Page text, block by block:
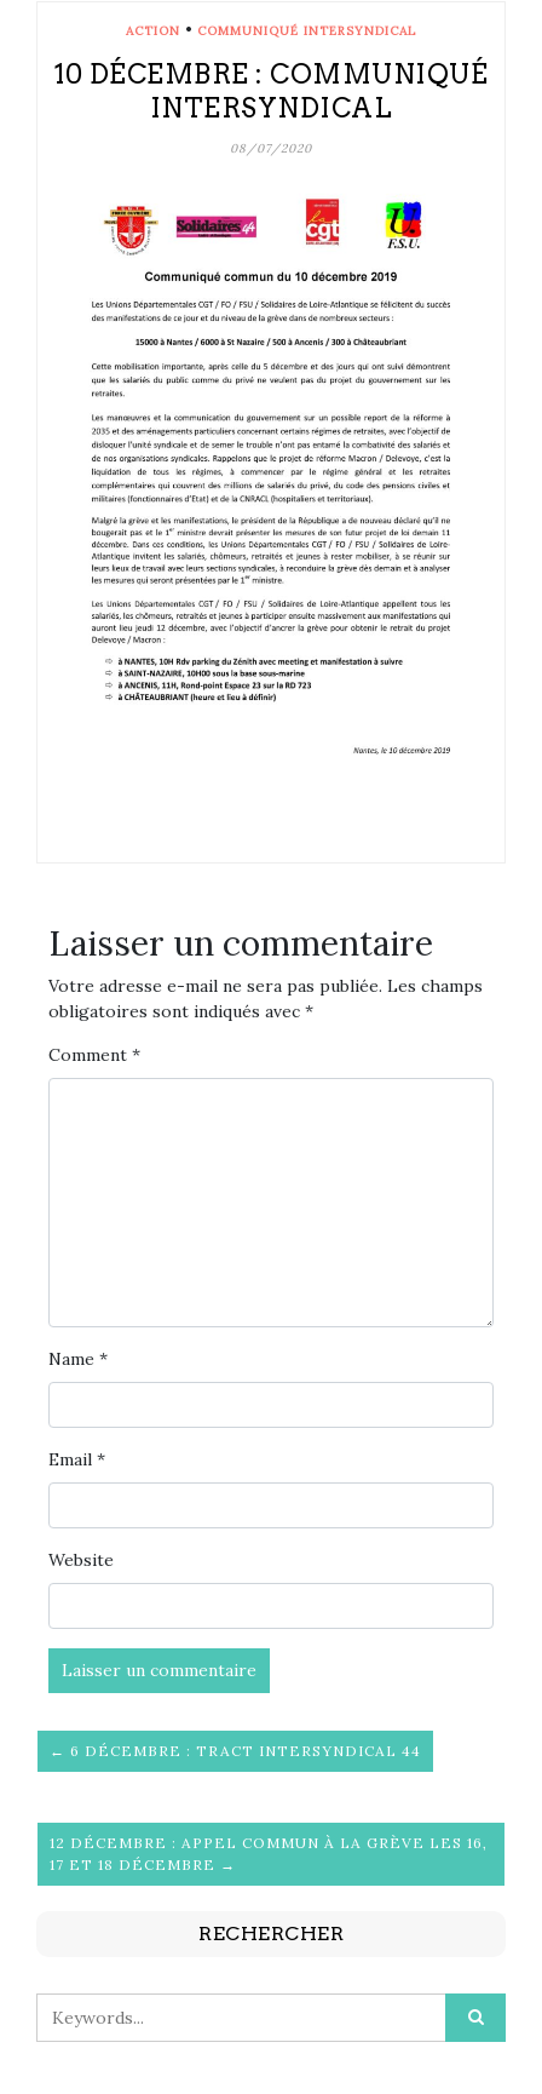
ACTION • COMMUNIQUÉ INTERSYNDICAL
10 DÉCEMBRE : COMMUNIQUÉ
INTERSYNDICAL
08/07/2020
Laisser un commentaire
Votre adresse e-mail ne sera pas publiée. Les champs
obligatoires sont indiqués avec *
Comment *
Name *
Email *
Website
← 6 DÉCEMBRE : TRACT INTERSYNDICAL 44
12 DÉCEMBRE : APPEL COMMUN À LA GRÈVE LES 16,
17 ET 18 DÉCEMBRE →
RECHERCHER